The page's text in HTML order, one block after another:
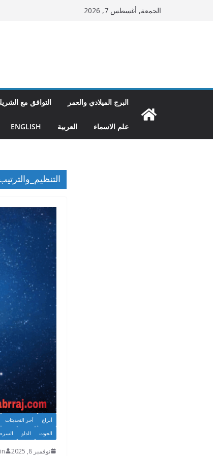
الجمعة, أغسطس 7, 2026
البرج الميلادي والعمر التوافق مع
علم الاسماء العربية ENGLISH
أبراج أخر التحديثات
الحوت
الدلو
نوفمبر 8, 2025